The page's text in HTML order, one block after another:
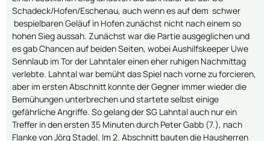
Schadeck/Hofen/Eschenau, auch wenn es auf dem schwer
bespielbaren Geläuf in Hofen zunächst nicht nach einem so
hohen Sieg aussah. Zunächst war die Partie ausgeglichen und
es gab Chancen auf beiden Seiten, wobei Aushilfskeeper Uwe
Sennlaub im Tor der Lahntaler einen eher ruhigen Nachmittag
verlebte. Lahntal war bemüht das Spiel nach vorne zu forcieren,
aber im ersten Abschnitt konnte der Gegner immer wieder die
Bemühungen unterbrechen und startete selbst einige
gefährliche Angriffe. So gelang der SG Lahntal auch nur ein
Treffer in den ersten 35 Minuten durch Peter Gabb (7.), nach
Flanke von Jörg Stadel. Im 2. Abschnitt bauten die Hausherren